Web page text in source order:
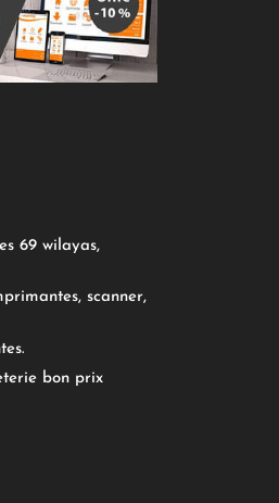
69 wilayas,
scanner,
bon prix